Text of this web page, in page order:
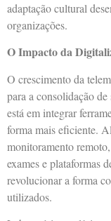
adaptação cultural
organizações.
O Impacto da
O crescimento da
para a consolidação
está em integrar
forma mais eficiente.
monitoramento
exames e plataformas
revolucionar a forma
utilizados.